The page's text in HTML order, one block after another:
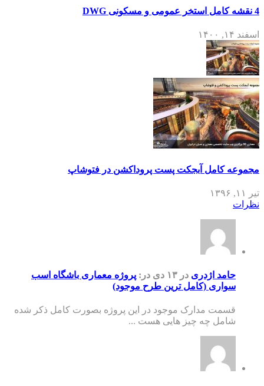
4 نقشه کامل استخر عمومی و مسکونی DWG
اسفند ۱۴, ۱۴۰۰
مجموعه کامل آبجکت پست پروداکشن در فتوشاپ
تیر ۱۱, ۱۳۹۶
نظرات
حامد اژدری در ۱۳ دی در: پروژه معماری باشگاه اسب
سواری (کامل ترین طرح موجود)
قسمت مدارک موجود در این پروژه بصورت کامل ذکر شده
شامل چه چیز هایی هست ...